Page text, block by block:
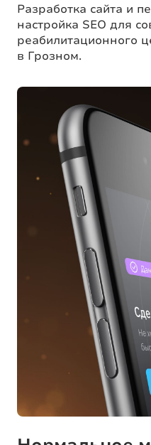
Разработка сайта и
настройка SEO для
реабилитационного
в Грозном.